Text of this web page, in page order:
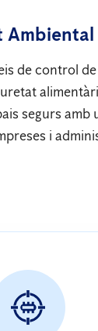
de control de
segurs amb
i